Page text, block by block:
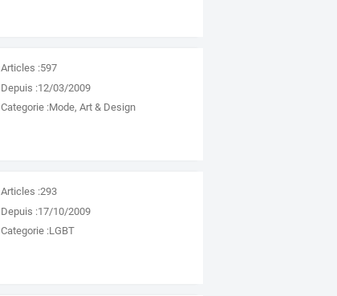
Articles :597
Depuis :12/03/2009
Categorie :Mode, Art & Design
Articles :293
Depuis :17/10/2009
Categorie :LGBT